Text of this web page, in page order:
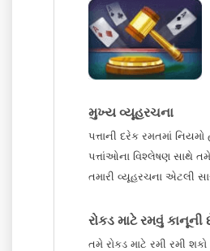
મુખ્ય વ્યૂહરચના
પત્તાની દરેક રમતમાં
પત્તાંઓના વિશ્લેષણ સાથે
તમારી વ્યૂહરચના એટલી
રોકડ માટે રમવું કાનૂની
તમે રોકડ માટે રમી રમી